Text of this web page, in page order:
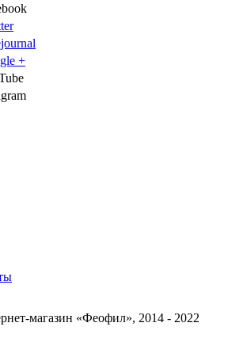
+
магазин «Феофил», 2014 - 2022